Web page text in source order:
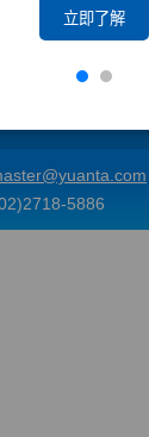
立即了解
5886